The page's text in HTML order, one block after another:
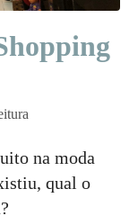
na moda
qual o